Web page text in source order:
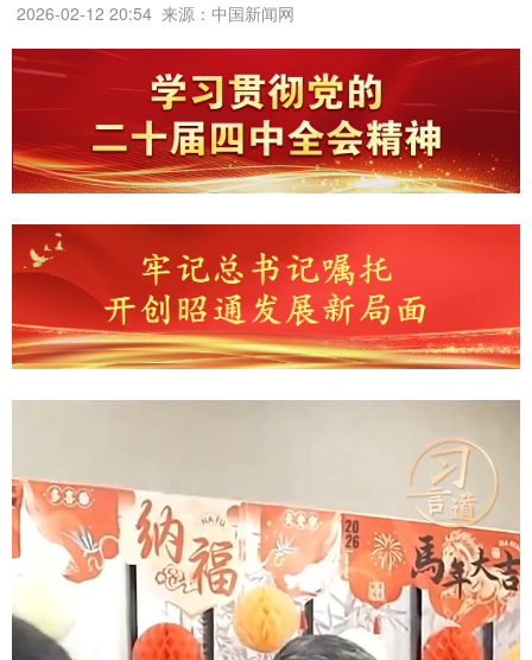
2026-02-12 20:54 来源：中国新闻网